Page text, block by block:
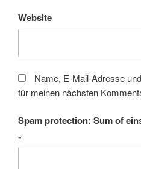
Website
Name, E-Mail-Adresse
für meinen nächsten
Spam protection: Sum of
*